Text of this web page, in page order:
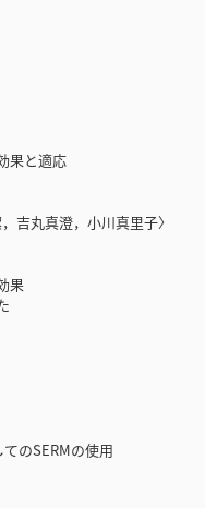
果と適応
丸真澄，小川真里子〉
果
のSERMの使用